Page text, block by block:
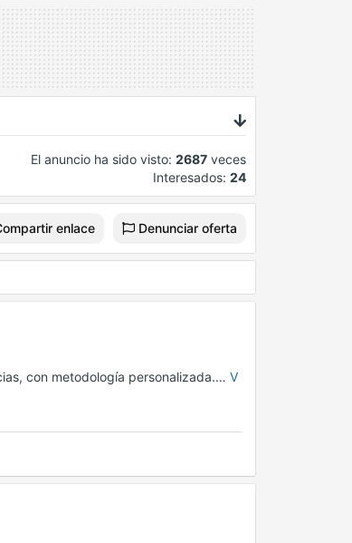
El anuncio ha sido visto: 2687 veces
Interesados: 24
enlace Denunciar oferta
con metodología personalizada.… V